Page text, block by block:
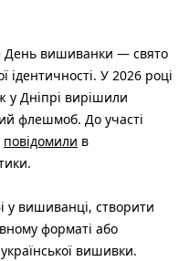
День вишиванки — свято
ідентичності. У 2026 році
у Дніпрі вирішили
флешмоб. До участі
повідомили в
у вишиванці, створити
форматі або
вишивки.